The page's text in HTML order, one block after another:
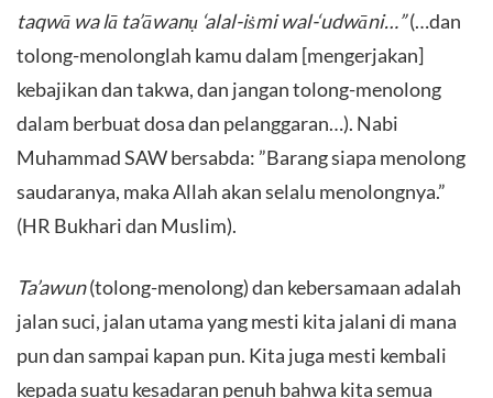
taqwā wa lā ta’āwanụ ‘alal-iṡmi wal-‘udwāni…”(…dan
tolong-menolonglah kamu dalam [mengerjakan]
kebajikan dan takwa, dan jangan tolong-menolong
dalam berbuat dosa dan pelanggaran…). Nabi
Muhammad SAW bersabda: ”Barang siapa menolong
saudaranya, maka Allah akan selalu menolongnya.”
(HR Bukhari dan Muslim).
Ta’awun(tolong-menolong) dan kebersamaan adalah
jalan suci, jalan utama yang mesti kita jalani di mana
pun dan sampai kapan pun. Kita juga mesti kembali
kepada suatu kesadaran penuh bahwa kita semua